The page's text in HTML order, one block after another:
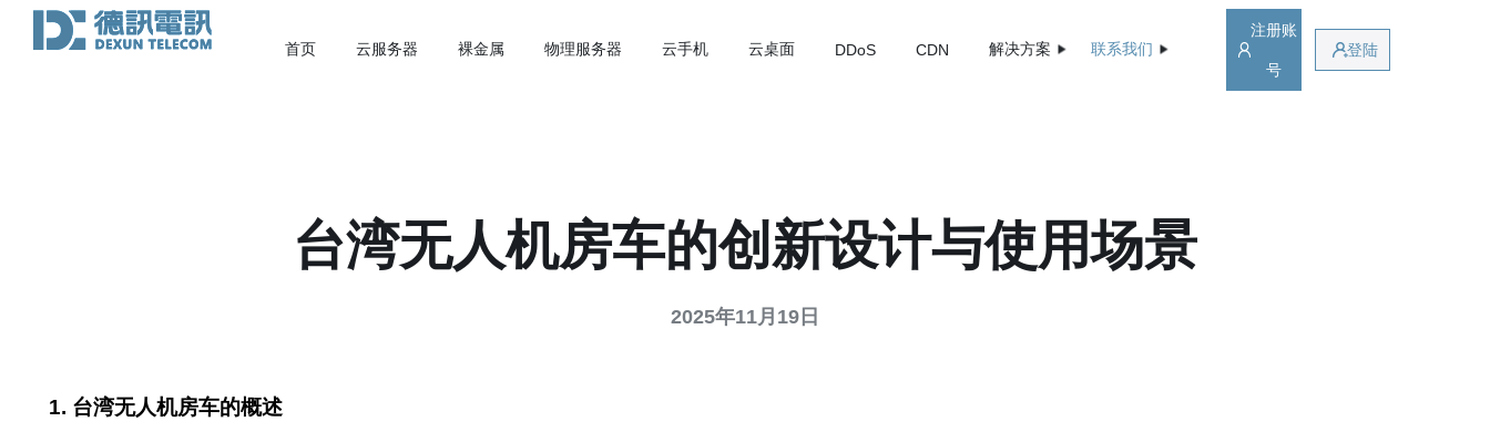
首页 云服务器 裸金属 物理服务器 云手机 云桌面 DDoS CDN 解决方案 联系我们
注册账
号
登陆
台湾无人机房车的创新设计与使用场景
2025年11月19日
1. 台湾无人机房车的概述